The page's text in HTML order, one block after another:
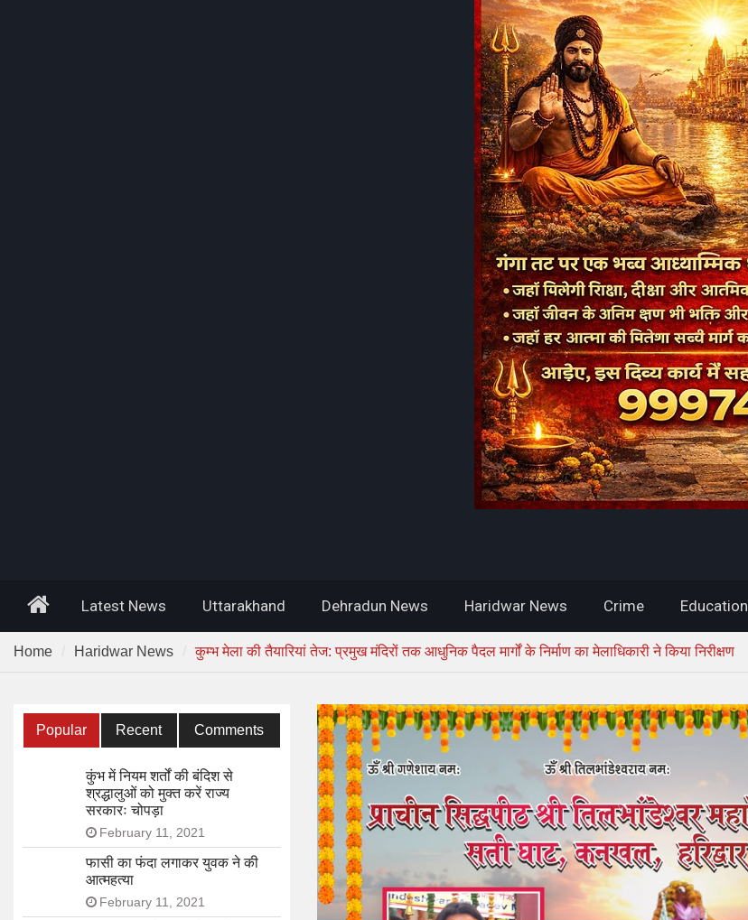
HomeLatest News Uttarakhand Dehradun News Haridwar News Crime Education
Home Haridwar News कुम्भ मेला की तैयारियां तेज: प्रमुख मंदिरों तक आधुनिक पैदल मार्गों के निर्माण का मेलाधिकारी ने किया निरीक्षण
Popular Recent Comments
कुंभ में नियम शर्तों की बंदिश से
श्रद्धालुओं को मुक्त करें राज्य
सरकारः चोपड़ा
February 11, 2021
फासी का फंदा लगाकर युवक ने की
आत्महत्या
February 11, 2021